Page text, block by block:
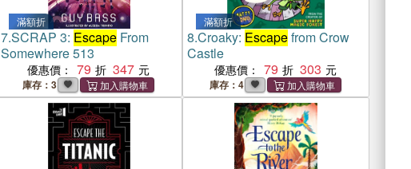
滿額折
7.SCRAP 3: EscapeFrom
Somewhere 513
優惠價： 79 347
庫存：3
滿額折
8.Croaky: Escapefrom Crow
Castle
優惠價： 79 303
庫存：4